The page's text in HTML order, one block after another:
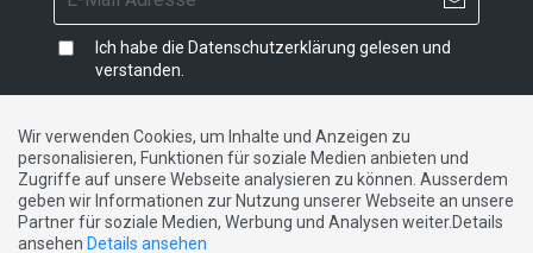
Ich habe die Datenschutzerklärung gelesen und
verstanden.
Impressum|Datenschutzerklärung|Kontakt
DE FR IT
Wir verwenden Cookies, um Inhalte und Anzeigen zu
personalisieren, Funktionen für soziale Medien anbieten und
Zugriffe auf unsere Webseite analysieren zu können. Ausserdem
geben wir Informationen zur Nutzung unserer Webseite an unsere
Partner für soziale Medien, Werbung und Analysen weiter.Details
ansehen Details ansehen